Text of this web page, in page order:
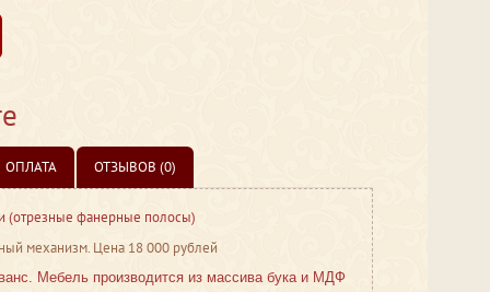
ОПЛАТА ОТЗЫВОВ (0)
(отрезные фанерные полосы)
механизм. Цена 18 000 рублей
Мебель производится из массива бука и МДФ